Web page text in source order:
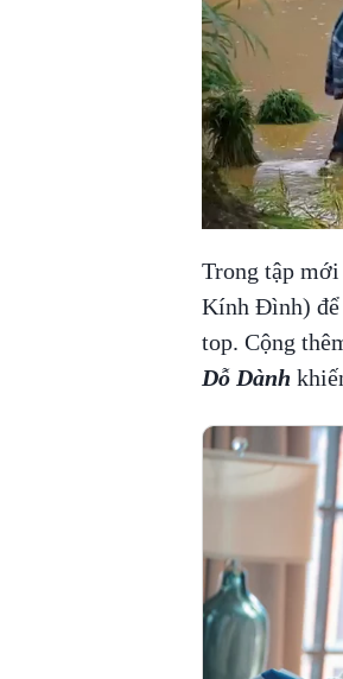
Trong tập
Kính Đình) để
top. Cộng
Dỗ Dành